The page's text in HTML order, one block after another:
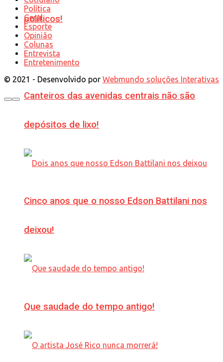
políticos!
Canteiros das avenidas centrais não são
depósitos de lixo!
Cinco anos que o nosso Edson Battilani nos
deixou!
Que saudade do tempo antigo!
Política
Geral
Esporte
Opinião
Colunas
Entrevista
Entretenimento
© 2021 - Desenvolvido por Webmundo soluções Interativas